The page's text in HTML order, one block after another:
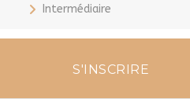
Intermédiaire
S'INSCRIRE